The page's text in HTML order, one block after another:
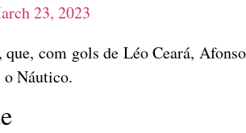
23, 2023
com gols de Léo Ceará,
o Náutico.